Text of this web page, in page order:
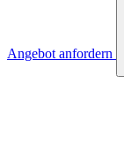
Angebot anfordern